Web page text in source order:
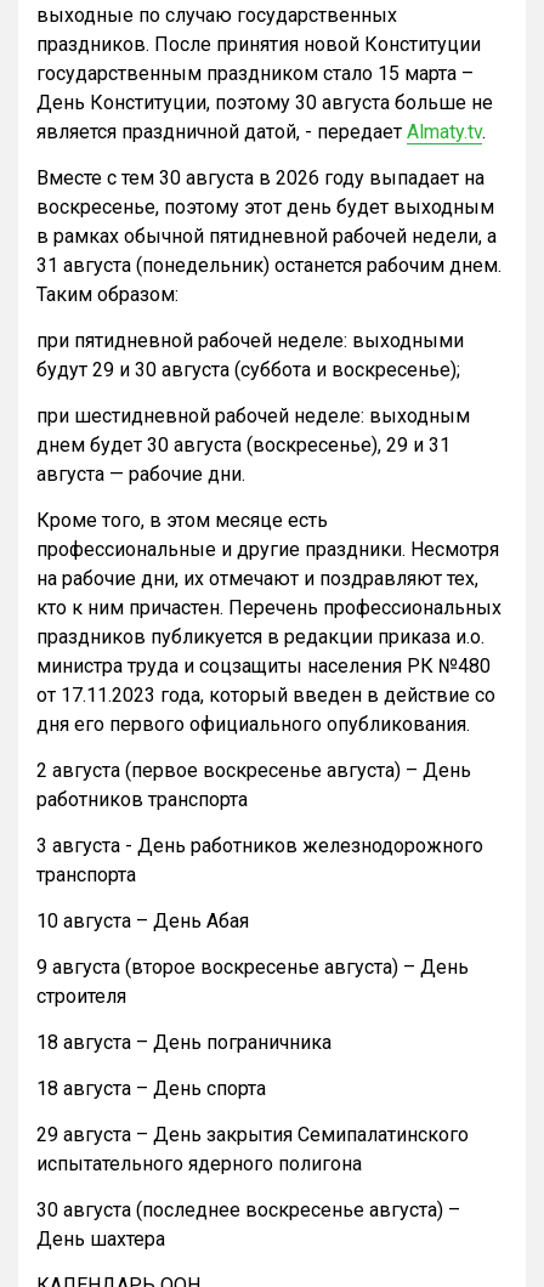
выходные по случаю государственных
праздников. После принятия новой Конституции
государственным праздником стало 15 марта –
День Конституции, поэтому 30 августа больше не
является праздничной датой, - передает Almaty.tv.
Вместе с тем 30 августа в 2026 году выпадает на
воскресенье, поэтому этот день будет выходным
в рамках обычной пятидневной рабочей недели, а
31 августа (понедельник) останется рабочим днем.
Таким образом:
при пятидневной рабочей неделе: выходными
будут 29 и 30 августа (суббота и воскресенье);
при шестидневной рабочей неделе: выходным
днем будет 30 августа (воскресенье), 29 и 31
августа — рабочие дни.
Кроме того, в этом месяце есть
профессиональные и другие праздники. Несмотря
на рабочие дни, их отмечают и поздравляют тех,
кто к ним причастен. Перечень профессиональных
праздников публикуется в редакции приказа и.о.
министра труда и соцзащиты населения РК №480
от 17.11.2023 года, который введен в действие со
дня его первого официального опубликования.
2 августа (первое воскресенье августа) – День
работников транспорта
3 августа - День работников железнодорожного
транспорта
10 августа – День Абая
9 августа (второе воскресенье августа) – День
строителя
18 августа – День пограничника
18 августа – День спорта
29 августа – День закрытия Семипалатинского
испытательного ядерного полигона
30 августа (последнее воскресенье августа) –
День шахтера